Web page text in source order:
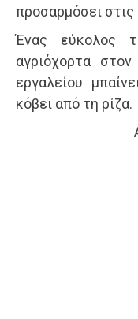
προσαρμόσει στις
Ένας εύκολος
αγριόχορτα
εργαλείου
κόβει από τη ρίζα.